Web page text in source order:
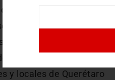
Tequisquiapan
estatal
dominio público
y locales de Querétaro